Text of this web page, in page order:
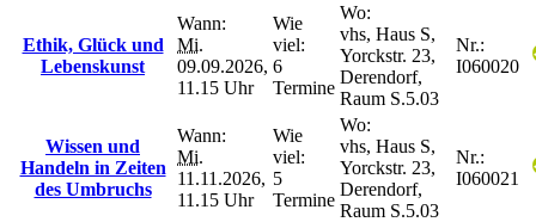
Ethik, Glück und
Lebenskunst
Wann:
Mi.
09.09.2026,
11.15 Uhr
Wie
viel:
6
Termine
Wo:
vhs, Haus S,
Yorckstr. 23,
Derendorf,
Raum S.5.03
Nr.:
I060020
Wissen und
Handeln in Zeiten
des Umbruchs
Wann:
Mi.
11.11.2026,
11.15 Uhr
Wie
viel:
5
Termine
Wo:
vhs, Haus S,
Yorckstr. 23,
Derendorf,
Raum S.5.03
Nr.:
I060021